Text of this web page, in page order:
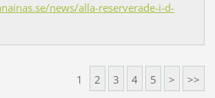
news/alla-reserverade-i-d-
1 2 3 4 5 > >>